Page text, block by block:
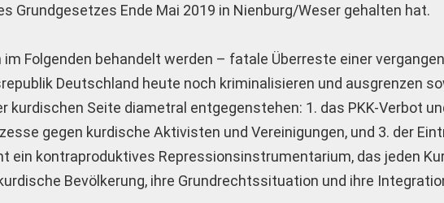
Grundgesetzes Ende Mai 2019 in Nienburg/Weser gehalten hat.
im Folgenden behandelt werden – fatale Überreste einer
Deutschland heute noch kriminalisieren und ausgrenzen
kurdischen Seite diametral entgegenstehen: 1. das PKK-Verbot
gegen kurdische Aktivisten und Vereinigungen, und 3. der
ein kontraproduktives Repressionsinstrumentarium, das jeden
Bevölkerung, ihre Grundrechtssituation und ihre